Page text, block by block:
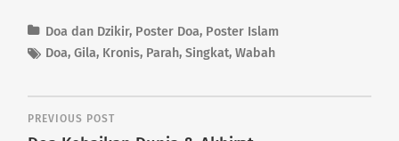
Doa dan Dzikir, Poster Doa, Poster Islam
Doa,Gila, Kronis, Parah,Singkat,Wabah
PREVIOUS POST